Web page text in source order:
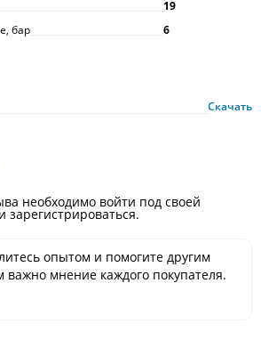
19
бар
6
Скачать
необходимо войти под своей
опытом и помогите другим
важно мнение каждого покупателя.